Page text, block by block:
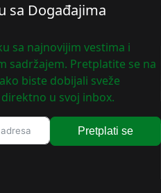
sa Događajima
sa najnovijim vestima i
sadržajem. Pretplatite se na
biste dobijali sveže
u svoj inbox.
Pretplati se